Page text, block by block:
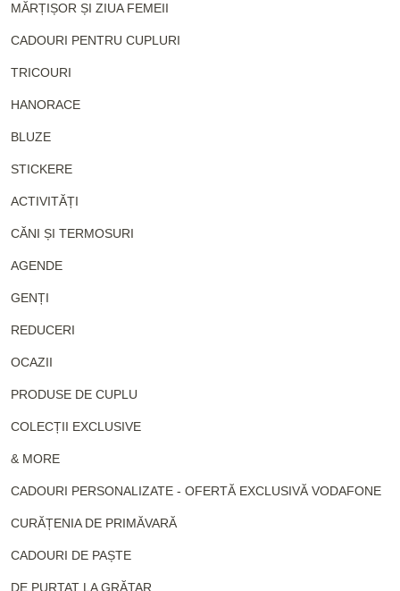
MĂRȚIȘOR ȘI ZIUA FEMEII
CADOURI PENTRU CUPLURI
TRICOURI
HANORACE
BLUZE
STICKERE
ACTIVITĂȚI
CĂNI ȘI TERMOSURI
AGENDE
GENȚI
REDUCERI
OCAZII
PRODUSE DE CUPLU
COLECȚII EXCLUSIVE
& MORE
CADOURI PERSONALIZATE - OFERTĂ EXCLUSIVĂ VODAFONE
CURĂȚENIA DE PRIMĂVARĂ
CADOURI DE PAȘTE
DE PURTAT LA GRĂTAR